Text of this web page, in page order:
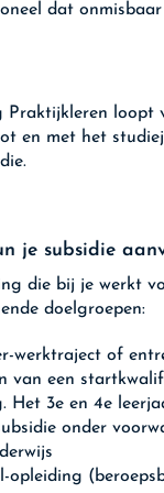
dat
Praktijkleren loopt
en met het
je subsidie
die bij je werkt
doelgroepen:
werktraject of
van een
Het 3e en 4e
onder
opleiding